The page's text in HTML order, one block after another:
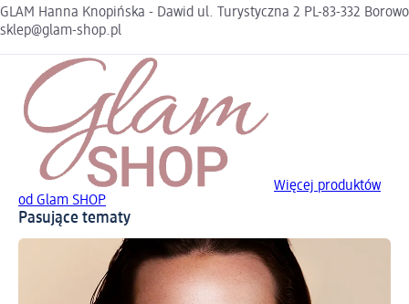
GLAM Hanna Knopińska - Dawid ul. Turystyczna 2 PL-83-332 Borowo
sklep@glam-shop.pl
Więcej produktów
od Glam SHOP
Pasujące tematy